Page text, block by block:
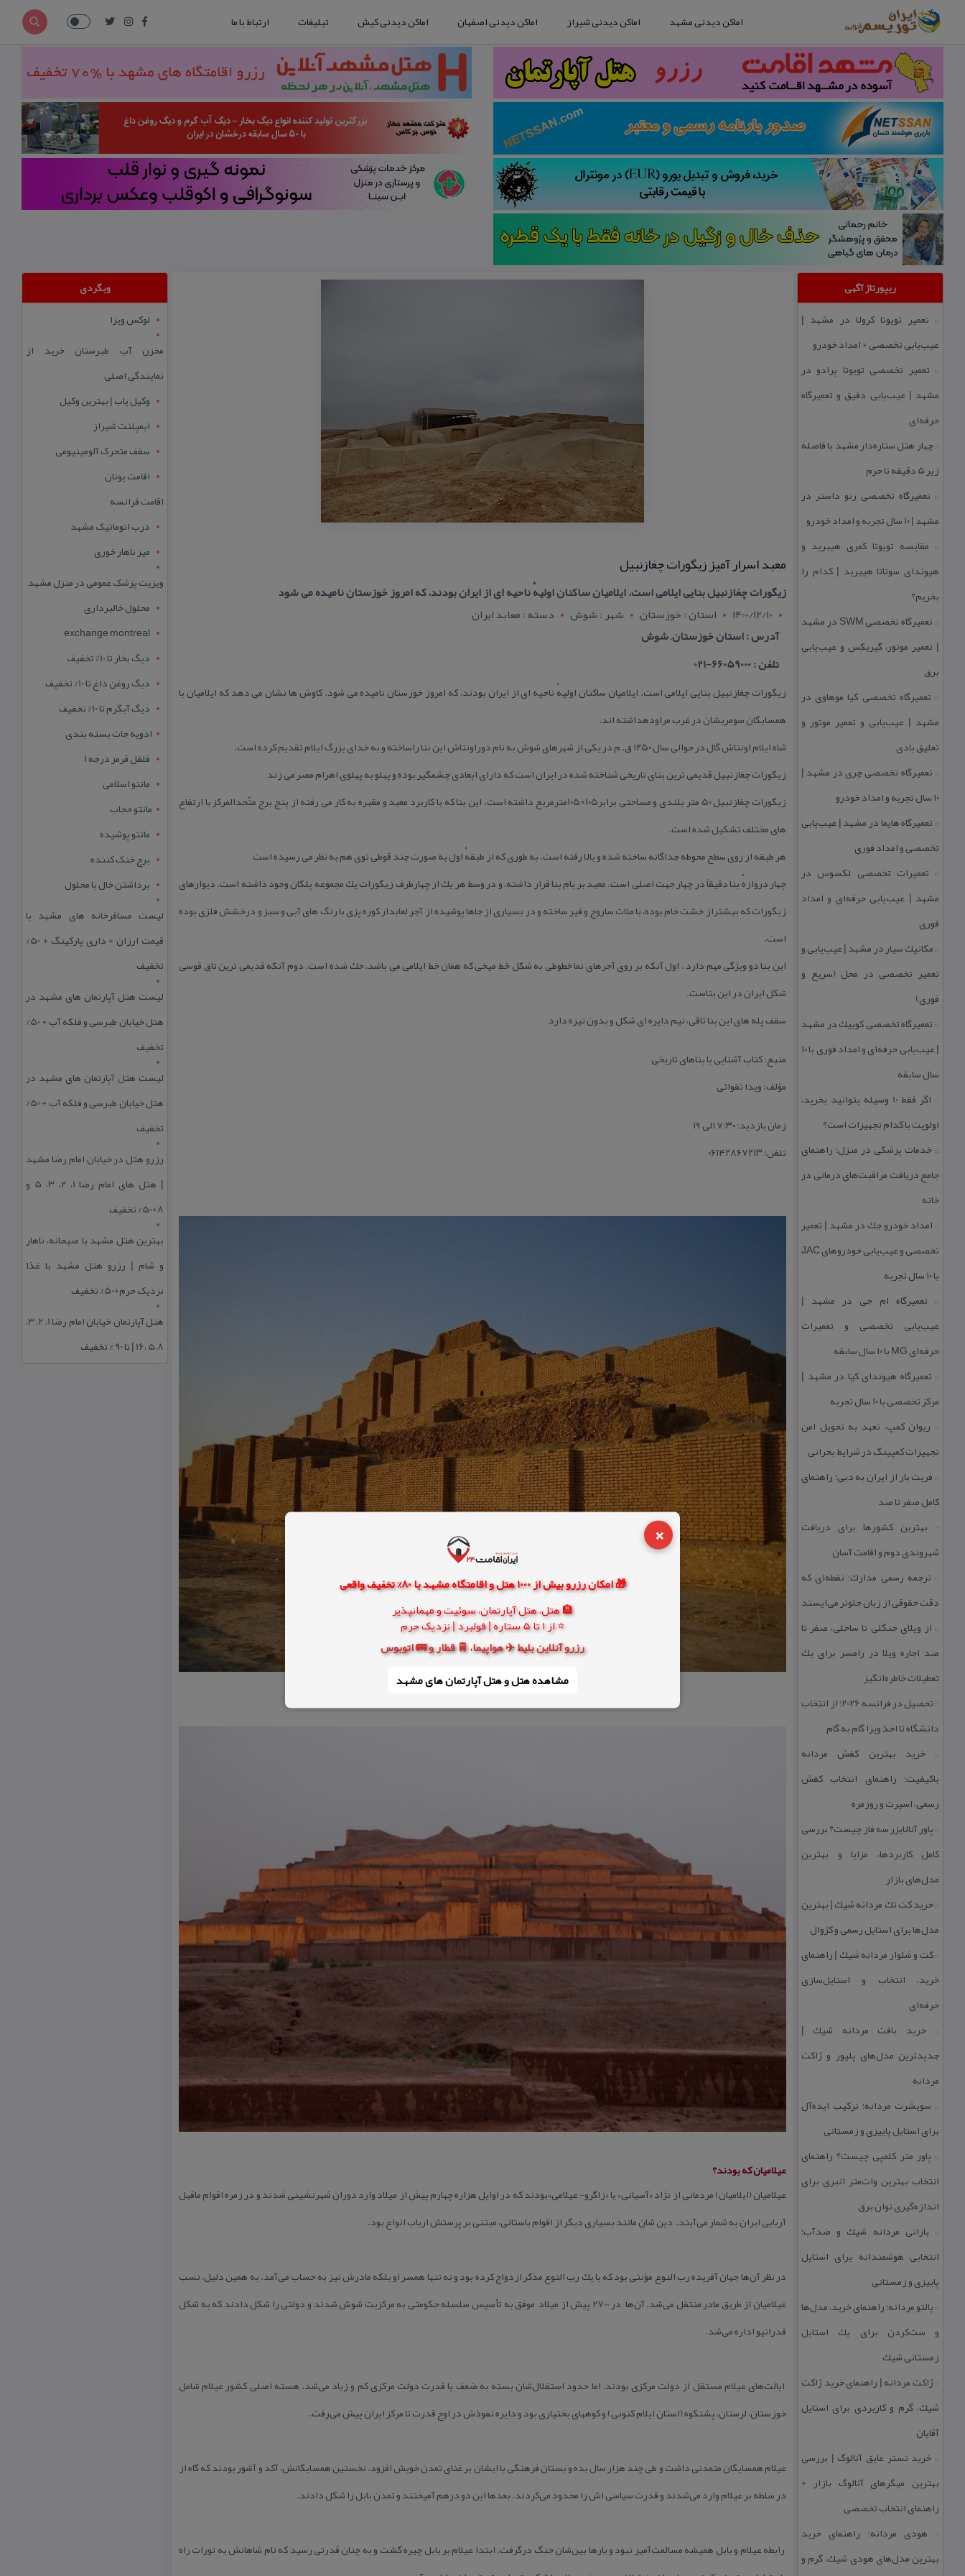
×
🎁 امکان رزرو بیش از 1000 هتل و اقامتگاه مشهد با 80% تخفیف واقعی
🏨 هتل، هتل آپارتمان، سوئیت و مهمانپذیر
⭐ از 1 تا 5 ستاره | فولبرد | نزدیک حرم
رزرو آنلاین بلیط ✈️ هواپیما، 🚆 قطار و 🚌 اتوبوس
مشاهده هتل و هتل‌ آپارتمان های مشهد
اماکن دیدنی مشهد اماکن دیدنی شیراز اماکن دیدنی اصفهان اماکن دیدنی کیش تبلیغات ارتباط با ما
ریپورتاژ آگهی
:: تعمیر تویوتا كرولا در مشهد |
عیب‌یابی تخصصی + امداد خودرو
:: تعمیر تخصصی تویوتا پرادو در
مشهد | عیب‌یابی دقیق و تعمیرگاه
حرفه‌ای
::چهار هتل‌ ستاره‌دار مشهد با فاصله
زیر 5 دقیقه تا حرم
:: تعمیرگاه تخصصی رنو داستر در
مشهد | ۱۰ سال تجربه و امداد خودرو
:: مقایسه تویوتا كمری هیبرید و
هیوندای سوناتا هیبرید | كدام را
بخریم؟
::
تعمیرگاه تخصصی SWM در مشهد
| تعمیر موتور، گیربكس و عیب‌یابی
برق
:: تعمیرگاه تخصصی كیا موهاوی در
مشهد | عیب‌یابی و تعمیر موتور و
تعلیق بادی
:: تعمیرگاه تخصصی چری در مشهد |
۱۰ سال تجربه و امداد خودرو
:: تعمیرگاه هایما در مشهد | عیب‌یابی
تخصصی و امداد فوری
:: تعمیرات تخصصی لكسوس در
مشهد | عیب‌یابی حرفه‌ای و امداد
فوری
:: مكانیك سیار در مشهد | عیب‌یابی و
تعمیر تخصصی در محل (سریع و
فوری)
:: تعمیرگاه تخصصی كوییك در مشهد
| عیب‌یابی حرفه‌ای و امداد فوری با ۱۰
سال سابقه
::
اگر فقط 10 وسیله بتوانید بخرید،
اولویت با كدام تجهیزات است؟
:: خدمات پزشكی در منزل؛ راهنمای
جامع دریافت مراقبت‌های درمانی در
خانه
:: امداد خودرو جك در مشهد | تعمیر
تخصصی و عیب‌یابی خودروهای JAC
با ۱۰ سال تجربه
:: تعمیرگاه ام جی در مشهد |
عیب‌یابی تخصصی و تعمیرات
حرفه‌ای MG با ۱۰ سال سابقه
:: تعمیرگاه هیوندای كیا در مشهد |
مركز تخصصی با ۱۰ سال تجربه
:: ریوان كمپ، تعهد به تحویل امن
تجهیزات كمپینگ در شرایط بحرانی
:: فریت بار از ایران به دبی؛ راهنمای
كامل صفر تا صد
:: بهترین كشورها برای دریافت
شهروندی دوم و اقامت آسان
:: ترجمه رسمی مدارك؛ نقطه‌ای كه
دقت حقوقی از زبان جلوتر می‌ایستد
:: از ویلای جنگلی تا ساحلی، صفر تا
صد اجاره ویلا در رامسر برای یك
تعطیلات خاطره‌انگیز
::
تحصیل در فرانسه 2026؛ از انتخاب
دانشگاه تا اخذ ویزا گام به گام
::خرید بهترین كفش مردانه
باكیفیت؛ راهنمای انتخاب كفش
رسمی، اسپرت و روزمره
:: پاور آنالایزر سه فاز چیست؟ بررسی
كامل كاربردها، مزایا و بهترین
مدل‌های بازار
::خرید كت تك مردانه شیك | بهترین
مدل‌ها برای استایل رسمی و كژوال
::كت و شلوار مردانه شیك | راهنمای
خرید، انتخاب و استایل‌سازی
حرفه‌ای
::خرید بافت مردانه شیك |
جدیدترین مدل‌های پلیور و ژاكت
مردانه
:: سویشرت مردانه؛ تركیب ایده‌آل
برای استایل پاییزی و زمستانی
:: پاور متر كلمپی چیست؟ راهنمای
انتخاب بهترین وات‌متر انبری برای
اندازه‌گیری توان برق
:: بارانی مردانه شیك و ضدآب؛
انتخابی هوشمندانه برای استایل
پاییزی و زمستانی
:: پالتو مردانه؛ راهنمای خرید، مدل‌ها
و ست‌كردن برای یك استایل
زمستانی شیك
::ژاكت مردانه | راهنمای خرید ژاكت
شیك، گرم و كاربردی برای استایل
آقایان
:: خرید تستر عایق آنالوگ | بررسی
بهترین میگرهای آنالوگ بازار +
راهنمای انتخاب تخصصی
:: هودی مردانه؛ راهنمای خرید
بهترین مدل‌های هودی شیك، گرم و
معبد اسرار آمیز زیگورات چغازنبیل
زیگورات چغازنبیل بنایی ایلامی است. ایلامیان ساكنان اولیهٔ ناحیه ای از ایران بودند، كه امروز خوزستان نامیده می شود
1400/12/10
استان : خوزستان شهر : شوش
دسته : معابد ایران
آدرس : استان خوزستان, شوش
تلفن : 66059000-021
زیگورات چغازنبیل بنایی ایلامی است. ایلامیان ساكنان اولیهٔ ناحیه ای از ایران بودند، كه امروز خوزستان نامیده می شود. كاوش ها نشان می دهد كه ایلامیان با
همسایگان سومریشان در غرب مراودهداشته اند.
شاه ایلام اونتاش گال در حوالی سال ۱۲۵۰ ق. م در یكی از شهرهای شوش به نام دوراونتاش این بنا راساخته و به خدای بزرگ ایلام تقدیم كرده است.
زیگورات چغازنبیل قدیمی ترین بنای تاریخی شناخته شده در ایران است كه دارای ابعادی چشمگیر بوده و پهلو به پهلوی اهرام مصر می زند
زیگورات چغازنبیل ۵۰ متر بلندی و مساحتی برابر۱۰۵×۱۰۵مترمربع داشته است. این بنا كه با كاربرد معبد و مقبره به كار می رفته از پنج برج متّحدالمركز با ارتفاع
های مختلف تشكیل شده است.
هر طبقه از روی سطح محوطه جداگانه ساخته شده و بالا رفته است. به طوری كه از طبقهٔ اول به صورت چند قوطی توی هم به نظر می رسیده است
چهار دروازهٔ بنا دقیقاً در چهار جهت اصلی است. معبد بر بام بنا قرار داشته، و در وسط هر یك از چهارطرف زیگورات یك مجموعه پلكان وجود داشته است. دیوارهای
زیگورات كه بیشتراز خشت خام بوده، با ملات ساروج و قیر ساخته و در بسیاری از جاها پوشیده از آجر لعابدار كوره پزی با رنگ های آبی و سبز و درخشش فلزی بوده
است.
این بنا دو ویژگی مهم دارد . اول آنكه بر روی آجرهای نما خطوطی به شكل خط میخی كه همان خط ایلامی می باشد، حك شده است. دوم آنكه قدیمی ترین تاق قوسی
شكل ایران در این بناست.
سقف پله های این بنا تاقی، نیم دایره ای شكل و بدون تیزه دارد
منبع: كتاب آشنایی با بناهای تاریخی
مؤلف: ویدا تقوائی
زمان بازدید: ۷:۳۰ الی ۱۹
تلفن: ۰۶۱۴۲۸۶۷۲۱۳
عیلامیان كه بودند؟
عیلامیان (ایلامیان) مردمانی از نژاد «آسیانی» یا «زاگرو- عیلامی»بودند كه در اوایل هزاره چهارم پیش از میلاد وارد دوران شهرنشینی شدند و در زمره اقوام ماقبل
آریایی ایران به شمار می‌آیند. دین شان مانند بسیاری دیگر از اقوام باستانی، مبتنی بر پرستش ارباب انواع بود.
در نظر آن‌ها جهان آفریده رب النوع مؤنثی بود كه با یك رب النوع مذكر ازدواج كرده بود و نه تنها همسر او بلكه مادرش نیز به حساب می‌آمد. به همین دلیل، نسب
عیلامیان از طریق مادر منتقل می‌شد. آن‌ها در 2700 پیش از میلاد موفق به تأسیس سلسله حكومتی به مركزیت شوش شدند و دولتی را شكل دادند كه به شكل
فدراتیو اداره می‌شد.
ایالت‌های عیلام مستقل از دولت مركزی بودند، اما حدود استقلال‌شان بسته به ضعف یا قدرت دولت مركزی كم و زیاد می‌شد. هسته اصلی كشور عیلام شامل
خوزستان، لرستان، پشتكوه (استان ایلام كنونی) و كوههای بختیاری بود و دایره نفوذش در اوج قدرت تا مركز ایران پیش می‌رفت.
عیلام همسایگان متمدنی داشت و طی چند هزار سال بده و بستان فرهنگی با ایشان بر غنای تمدن خویش افزود. نخستین همسایگانش، آكد و آشور بودند كه گاه از
در سلطه بر عیلام وارد می‌شدند و قدرت سیاسی اش را محدود می‌كردند. بعدها این دو درهم آمیختند و تمدن بابل را شكل دادند.
رابطه عیلام و بابل همیشه مسالمت‌آمیز نبود و بارها بین‌شان جنگ درگرفت. ابتدا عیلام بر بابل چیره گشت و به چنان قدرتی رسید كه نام شاهانش به تورات راه
وبگردی
لوکس ویزا
مخزن آب طبرستان خرید از
نمایندگی اصلی
وکیل یاب | بهترین وکیل
ایمپلنت شیراز
سقف متحرک آلومینیومی
اقامت یونان
اقامت فرانسه
درب اتوماتیک مشهد
میز ناهار خوری
ویزیت پزشک عمومی در منزل مشهد
محلول خالبرداری
exchange montreal
دیگ بخار تا 10% تخفیف
دیگ روغن داغ تا 10% تخفیف
دیگ آبگرم تا 10% تخفیف
ادویه جات بسته بندی
فلفل قرمز درجه 1
مانتو اسلامی
مانتو حجاب
مانتو پوشیده
برج خنک کننده
برداشتن خال با محلول
لیست مسافرخانه های مشهد با
قیمت ارزان + داری پارکینگ + 50%
تخفیف
لیست هتل آپارتمان های مشهد در
هتل خیابان طبرسی و فلکه آب + 50%
تخفیف
لیست هتل آپارتمان های مشهد در
هتل خیابان طبرسی و فلکه آب + 50%
تخفیف
رزرو هتل در خیابان امام رضا مشهد
| هتل‌ های امام رضا 1، 2، 3، 5 و
8+50% تخفیف
بهترین هتل مشهد با صبحانه، ناهار
و شام | رزرو هتل مشهد با غذا
نزدیک حرم+50% تخفیف
هتل آپارتمان خیابان امام رضا 1، 2، 3،
5،8 ،16 | تا 90 % تخفیف